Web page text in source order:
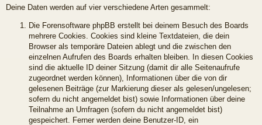
Deine Daten werden auf vier verschiedene Arten gesammelt:
Die Forensoftware phpBB erstellt bei deinem Besuch des Boards
mehrere Cookies. Cookies sind kleine Textdateien, die dein
Browser als temporäre Dateien ablegt und die zwischen den
einzelnen Aufrufen des Boards erhalten bleiben. In diesen Cookies
sind die aktuelle ID deiner Sitzung (damit dir alle Seitenaufrufe
zugeordnet werden können), Informationen über die von dir
gelesenen Beiträge (zur Markierung dieser als gelesen/ungelesen;
sofern du nicht angemeldet bist) sowie Informationen über deine
Teilnahme an Umfragen (sofern du nicht angemeldet bist)
gespeichert. Ferner werden deine Benutzer-ID, ein